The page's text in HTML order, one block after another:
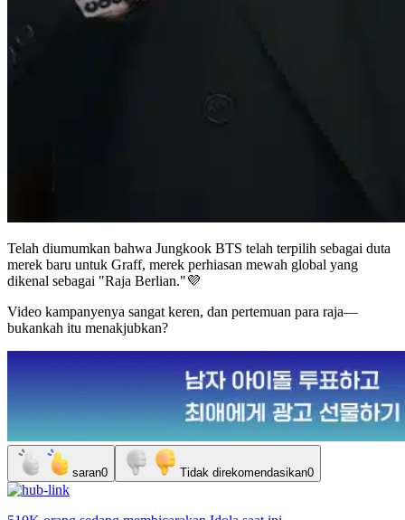
Telah diumumkan bahwa Jungkook BTS telah terpilih sebagai duta
merek baru untuk Graff, merek perhiasan mewah global yang
dikenal sebagai "Raja Berlian."💜
Video kampanyenya sangat keren, dan pertemuan para raja—
bukankah itu menakjubkan?
saran0 Tidak direkomendasikan0